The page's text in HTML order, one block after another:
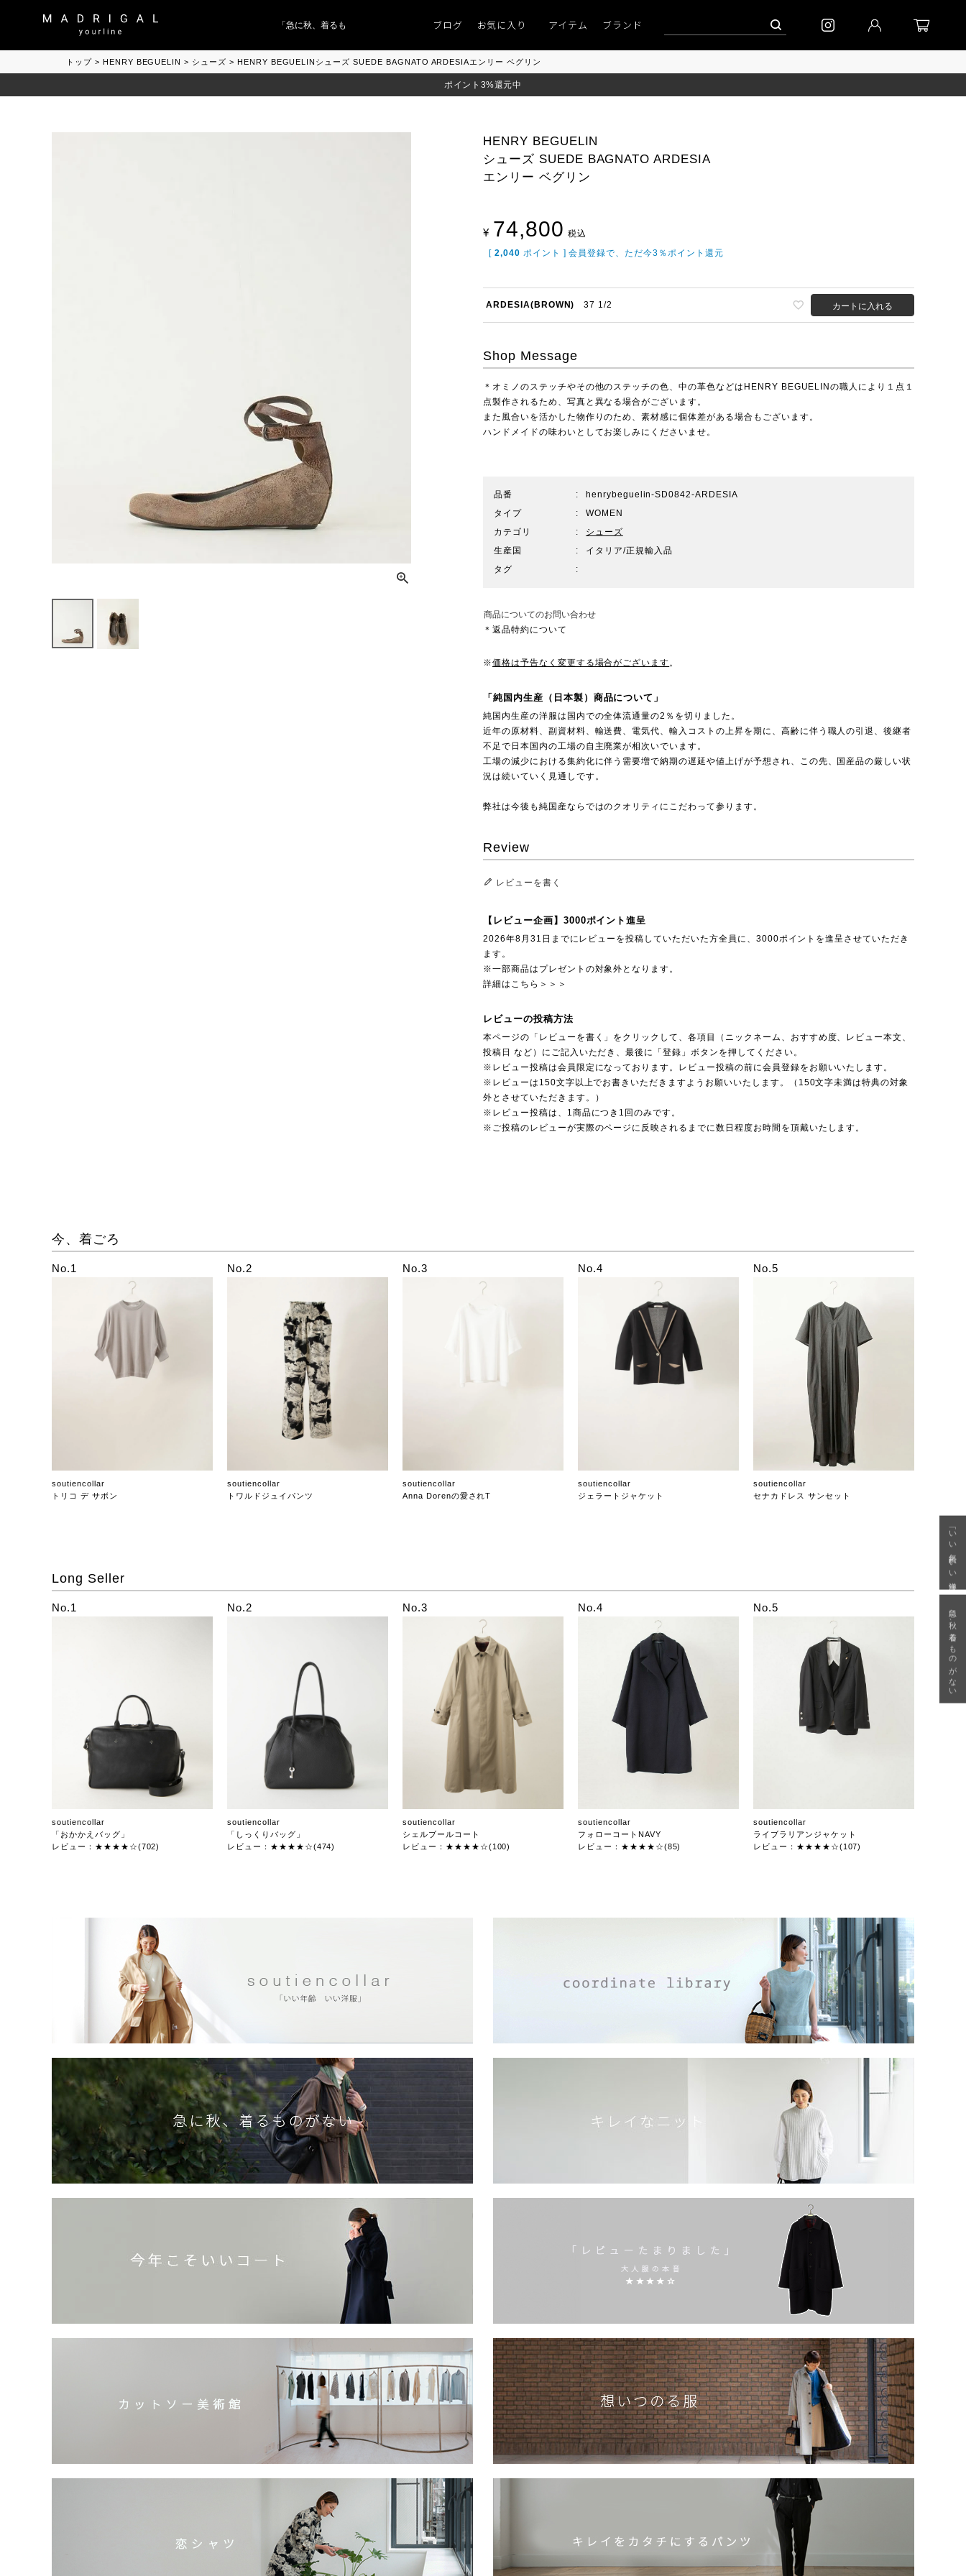
「急に秋、着るものがない」 「キレイなニット」 ポイント9％「マンスリーポイントキャンペーン」 到着｜2026AW「シフォンニット」 到着｜2026AW「マガジン」
ブログ お気に入り アイテム ブランド
トップ HENRY BEGUELIN シューズ HENRY BEGUELINシューズ SUEDE BAGNATO ARDESIAエンリー ベグリン
ポイント3%還元中
HENRY BEGUELIN
シューズ SUEDE BAGNATO ARDESIA
エンリー ベグリン
¥ 74,800 税込
[ 2,040 ポイント ] 会員登録で、ただ今3％ポイント還元
ARDESIA(BROWN) 37 1/2 カートに入れる
Shop Message
＊オミノのステッチやその他のステッチの色、中の革色などはHENRY BEGUELINの職人により１点１
点製作されるため、写真と異なる場合がございます。
また風合いを活かした物作りのため、素材感に個体差がある場合もございます。
ハンドメイドの味わいとしてお楽しみにくださいませ。
品番
henrybeguelin-SD0842-ARDESIA
タイプ
WOMEN
カテゴリ
シューズ
生産国
イタリア/正規輸入品
タグ
商品についてのお問い合わせ
＊返品特約について
※価格は予告なく変更する場合がございます 。
「純国内生産（日本製）商品について」
純国内生産の洋服は国内での全体流通量の2％を切りました。
近年の原材料、副資材料、輸送費、電気代、輸入コストの上昇を期に、高齢に伴う職人の引退、後継者
不足で日本国内の工場の自主廃業が相次いでいます。
工場の減少における集約化に伴う需要増で納期の遅延や値上げが予想され、この先、国産品の厳しい状
況は続いていく見通しです。
弊社は今後も純国産ならではのクオリティにこだわって参ります。
Review
レビューを書く
【レビュー企画】3000ポイント進呈
2026年8月31日までにレビューを投稿していただいた方全員に、3000ポイントを進呈させていただき
ます。
※一部商品はプレゼントの対象外となります。
詳細はこちら＞＞＞
レビューの投稿方法
本ページの「レビューを書く」をクリックして、各項目（ニックネーム、おすすめ度、レビュー本文、
投稿日 など）にご記入いただき、最後に「登録」ボタンを押してください。
※レビュー投稿は会員限定になっております。レビュー投稿の前に会員登録をお願いいたします。
※レビューは150文字以上でお書きいただきますようお願いいたします。（150文字未満は特典の対象
外とさせていただきます。）
※レビュー投稿は、1商品につき1回のみです。
※ご投稿のレビューが実際のページに反映されるまでに数日程度お時間を頂戴いたします。
今、着ごろ
No.1
soutiencollar
トリコ デ サボン
No.2
soutiencollar
トワルドジュイパンツ
No.3
soutiencollar
Anna Dorenの愛されT
No.4
soutiencollar
ジェラートジャケット
No.5
soutiencollar
セナカドレス サンセット
Long Seller
No.1
soutiencollar
「おかかえバッグ」
レビュー：★★★★☆(702)
No.2
soutiencollar
「しっくりバッグ」
レビュー：★★★★☆(474)
No.3
soutiencollar
シェルブールコート
レビュー：★★★★☆(100)
No.4
soutiencollar
フォローコートNAVY
レビュー：★★★★☆(85)
No.5
soutiencollar
ライブラリアンジャケット
レビュー：★★★★☆(107)
「いい年齢 いい洋服」
急に秋、着るものがない